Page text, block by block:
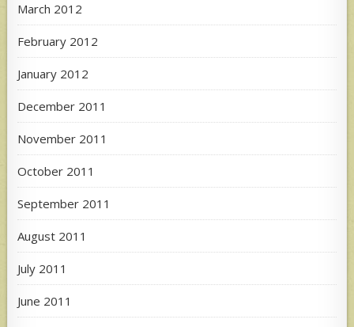
March 2012
February 2012
January 2012
December 2011
November 2011
October 2011
September 2011
August 2011
July 2011
June 2011